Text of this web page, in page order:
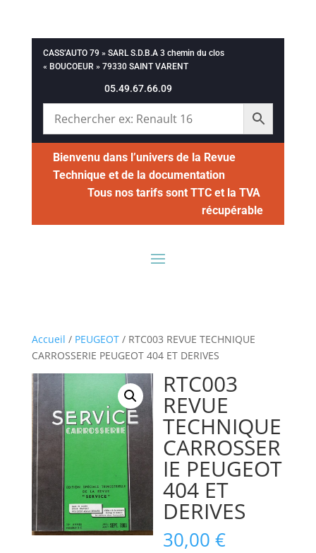
CASS’AUTO 79 » SARL S.D.B.A 3 chemin du clos
« BOUCOEUR » 79330 SAINT VARENT
05.49.67.66.09
Bienvenu dans l’univers de la Revue
Technique et de la documentation
Tous nos tarifs sont TTC et la TVA
récupérable
Accueil / PEUGEOT/ RTC003 REVUE TECHNIQUE
CARROSSERIE PEUGEOT 404 ET DERIVES
RTC003
REVUE
TECHNIQUE
CARROSSER
IE PEUGEOT
404 ET
DERIVES
30,00€